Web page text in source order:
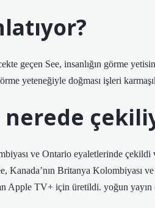
geçen See, insanlığın görme
yeteneğiyle doğması işleri
nerede
ve Ontario eyaletlerinde
Kanada’nın Britanya Kolombiyası
Apple TV+ için üretildi. yoğun yayın